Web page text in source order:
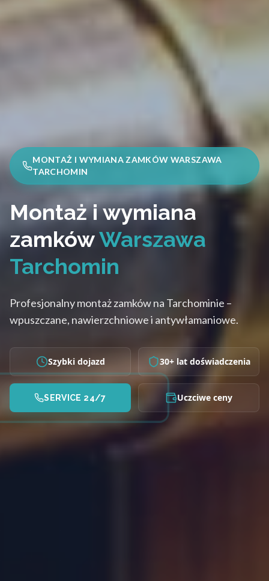
MONTAŻ I WYMIANA ZAMKÓW WARSZAWA
TARCHOMIN
Montaż i wymiana
zamkówWarszawa
Tarchomin
Profesjonalny montaż zamków na Tarchominie –
wpuszczane, nawierzchniowe i antywłamaniowe.
Szybki dojazd 30+ lat doświadczenia
SERVICE 24/7 Uczciwe ceny